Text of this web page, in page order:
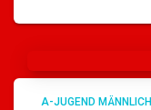
A-JUGEND MÄNNLICH